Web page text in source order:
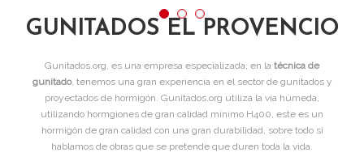
GUNITADOS EL PROVENCIO
Gunitados.org, es una empresa especializada, en la técnica de
gunitado, tenemos una gran experiencia en el sector de gunitados y
proyectados de hormigón. Gunitados.org utiliza la vía húmeda,
utilizando hormgiones de gran calidad mínimo H400, este es un
hormigón de gran calidad con una gran durabilidad, sobre todo si
hablamos de obras que se pretende que duren toda la vida.